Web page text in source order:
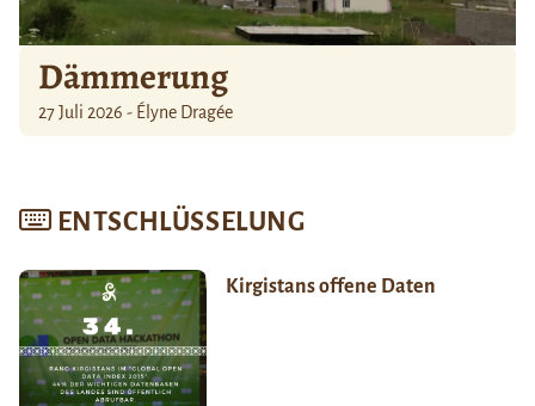
Dämmerung
27 Juli 2026 - Élyne Dragée
ENTSCHLÜSSELUNG
Kirgistans offene Daten